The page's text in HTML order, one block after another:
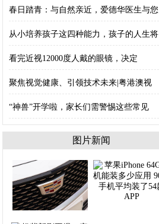
春日踏青：与自然亲近，爱德华医生与您
从小培养孩子这四种能力，孩子的人生将
看完近视12000度人戴的眼镜，决定
聚焦视觉健康、引领技术未来|粤港澳视
“神兽”开学啦，家长们需警惕这些常见
图片新闻